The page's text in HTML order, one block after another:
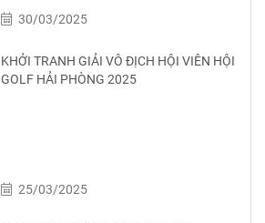
30/03/2025
KHỞI TRANH GIẢI VÔ ĐỊCH HỘI VIÊN HỘI
GOLF HẢI PHÒNG 2025
25/03/2025